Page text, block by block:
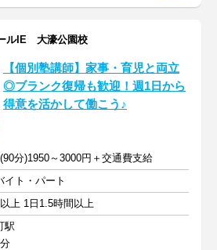
ルIE 大濠公園校
【個別塾講師】家事・育児と両立
◎ブランク復帰も歓迎！週1日から
得意を活かして働こう♪
分)1950～3000円＋交通費支給
イト・パート
上 1日1.5時間以上
駅